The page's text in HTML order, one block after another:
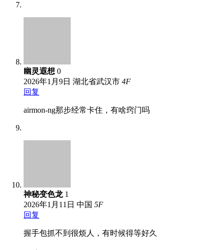
幽灵遐想 0
2026年1月9日 湖北省武汉市 4F
回复
airmon-ng那步经常卡住，有啥窍门吗
神秘变色龙 1
2026年1月11日 中国 5F
回复
握手包抓不到很烦人，有时候得等好久